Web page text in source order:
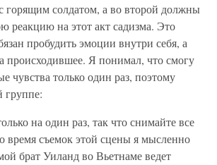
горящим солдатом, а во второй должны
реакцию на этот акт садизма. Это
пробудить эмоции внутри себя, а
происходившее. Я понимал, что смогу
чувства только один раз, поэтому
группе:
на один раз, так что снимайте все
время съемок этой сцены я мысленно
брат Уиланд во Вьетнаме ведет